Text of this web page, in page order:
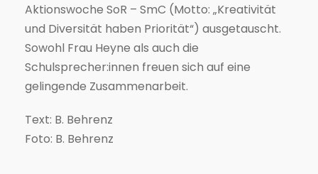
Aktionswoche SoR – SmC (Motto: „Kreativität
und Diversität haben Priorität“) ausgetauscht.
Sowohl Frau Heyne als auch die
Schulsprecher:innen freuen sich auf eine
gelingende Zusammenarbeit.
Text: B. Behrenz
Foto: B. Behrenz